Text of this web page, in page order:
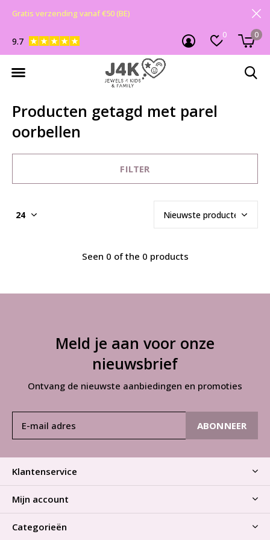
0 0
9.7
Gratis verzending vanaf €50 (BE)
Producten getagd met parel
oorbellen
FILTER
Seen 0 of the 0 products
Meld je aan voor onze
nieuwsbrief
Ontvang de nieuwste aanbiedingen en promoties
ABONNEER
Klantenservice
Mijn account
Categorieën